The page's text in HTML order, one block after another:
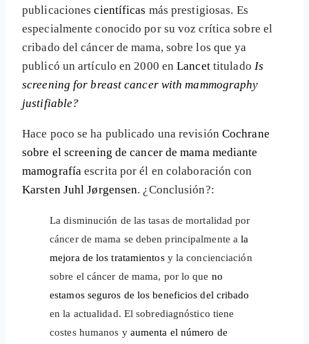
publicacionescientíficas más prestigiosas. Es
especialmente conocido por su voz crítica sobre el
cribado del cáncer de mama, sobre los que ya
publicó un artículo en 2000 enLancet titulado Is
screening for breast cancer with mammography
justifiable?
Hace poco se ha publicado una revisión Cochrane
sobre el screening de cancer de mama mediante
mamografía escrita por él en colaboración con
Karsten Juhl Jørgensen. ¿Conclusión?:
La disminución de las tasas de mortalidad por
cáncer de mama se deben principalmente ala
mejora de los tratamientosy la concienciación
sobre el cáncer de mama, por lo que no
estamos seguros de los beneficios del cribado
en la actualidad. El sobrediagnóstico tiene
costes humanos y aumenta el número de